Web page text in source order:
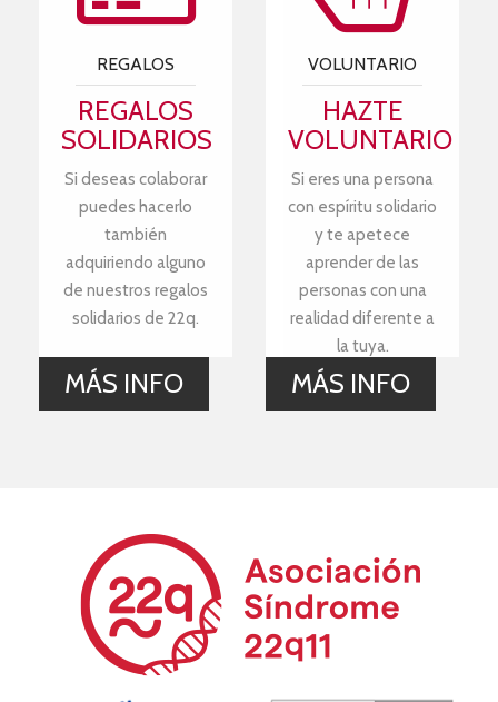
REGALOS
REGALOS
SOLIDARIOS
Si deseas colaborar
puedes hacerlo
también
adquiriendo alguno
de nuestros regalos
solidarios de 22q.
MÁS INFO
VOLUNTARIO
HAZTE
VOLUNTARIO
Si eres una persona
con espíritu solidario
y te apetece
aprender de las
personas con una
realidad diferente a
la tuya.
MÁS INFO